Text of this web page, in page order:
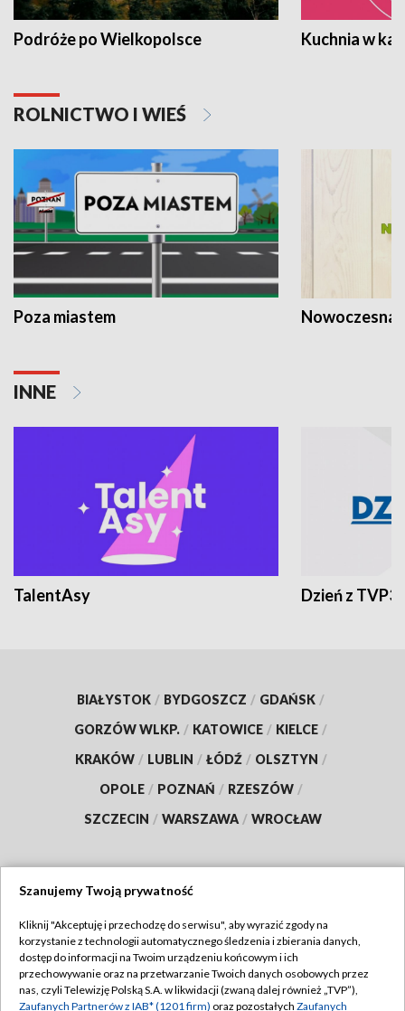
Podróże po Wielkopolsce Kuchnia w
ROLNICTWO I WIEŚ
Poza miastem Nowoczesna
INNE
TalentAsy Dzień z TVP3
BIAŁYSTOK / BYDGOSZCZ / GDAŃSK /
GORZÓW WLKP. / KATOWICE / KIELCE /
KRAKÓW / LUBLIN / ŁÓDŹ / OLSZTYN /
OPOLE / POZNAŃ / RZESZÓW /
SZCZECIN / WARSZAWA / WROCŁAW
TVP
Abonament TVP
Emisja w TVP
Regulamin TVP
Szanujemy Twoją prywatność
Kliknij "Akceptuję i przechodzę do serwisu", aby wyrazić zgody na
korzystanie z technologii automatycznego śledzenia i zbierania danych,
dostęp do informacji na Twoim urządzeniu końcowym i ich
przechowywanie oraz na przetwarzanie Twoich danych osobowych przez
nas, czyli Telewizję Polską S.A. w likwidacji (zwaną dalej również „TVP”),
Zaufanych Partnerów z IAB* (1201 firm) oraz pozostałych Zaufanych